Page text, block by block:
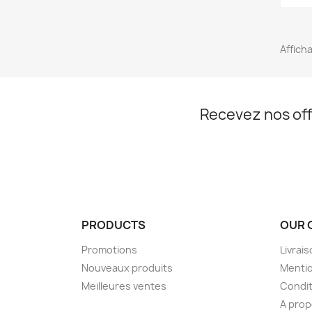
Recevez nos
PRODUCTS
Promotions
Nouveaux produits
Meilleures ventes
OUR
A